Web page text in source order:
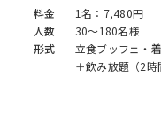
料金
1名：7,480円
人数
30～180名様
形式
立食ブッフェ・
＋飲み放題（2時